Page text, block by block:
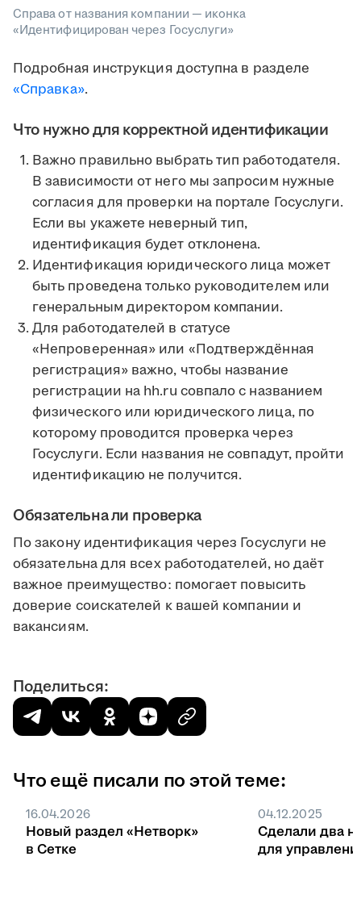
Справа от названия компании — иконка
«Идентифицирован через Госуслуги»
Подробная инструкция доступна в разделе
«Справка».
Что нужно для корректной идентификации
Важно правильно выбрать тип работодателя.
В зависимости от него мы запросим нужные
согласия для проверки на портале Госуслуги.
Если вы укажете неверный тип,
идентификация будет отклонена.
Идентификация юридического лица может
быть проведена только руководителем или
генеральным директором компании.
Для работодателей в статусе
«Непроверенная» или «Подтверждённая
регистрация» важно, чтобы название
регистрации на hh.ru совпало с названием
физического или юридического лица, по
которому проводится проверка через
Госуслуги. Если названия не совпадут, пройти
идентификацию не получится.
Обязательна ли проверка
По закону идентификация через Госуслуги не
обязательна для всех работодателей, но даёт
важное преимущество: помогает повысить
доверие соискателей к вашей компании и
вакансиям.
Поделиться:
Что ещё писали по этой теме:
16.04.2026
Новый раздел «Нетворк»
в Сетке
04.12.2025
Сделали два
для